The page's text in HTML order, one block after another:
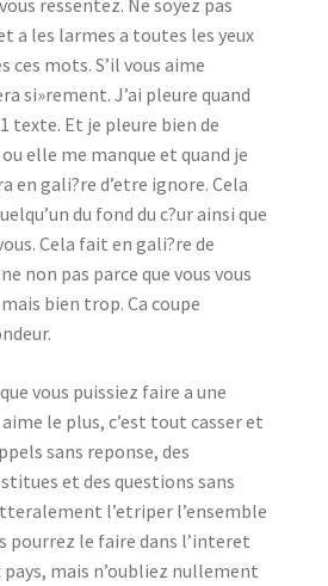
a les larmes a toutes les yeux
ces mots. S’il vous aime
si»rement. J’ai pleure quand
texte. Et je pleure bien de
elle me manque et quand je
en gali?re d’etre ignore. Cela
du fond du c?ur ainsi que
Cela fait en gali?re de
non pas parce que vous vous
bien trop. Ca coupe
vous puissiez faire a une
le plus, c’est tout casser et
sans reponse, des
et des questions sans
l’etriper l’ensemble
pourrez le faire dans l’interet
pays, mais n’oubliez nullement